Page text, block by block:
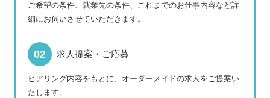
ご希望の条件、就業先の条件、これまでのお仕事内容など詳
細にお伺いさせていただきます。
求人提案・ご応募
ヒアリング内容をもとに、オーダーメイドの求人をご提案い
たします。